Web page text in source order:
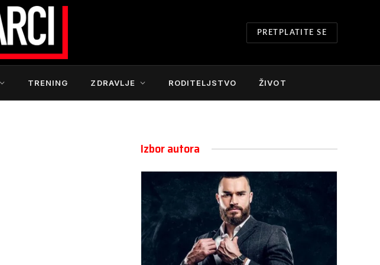
PRETPLATITE SE
TRENING ZDRAVLJE RODITELJSTVO ŽIVOT
Izbor autora